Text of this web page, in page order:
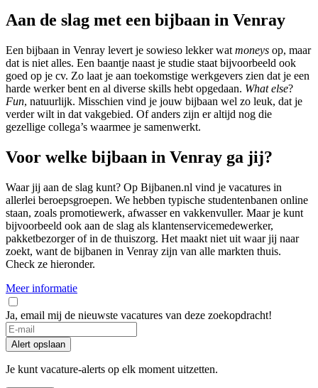
Aan de slag met een bijbaan in Venray
Een bijbaan in Venray levert je sowieso lekker wat moneys op, maar
dat is niet alles. Een baantje naast je studie staat bijvoorbeeld ook
goed op je cv. Zo laat je aan toekomstige werkgevers zien dat je een
harde werker bent en al diverse skills hebt opgedaan. What else?
Fun, natuurlijk. Misschien vind je jouw bijbaan wel zo leuk, dat je
verder wilt in dat vakgebied. Of anders zijn er altijd nog die
gezellige collega’s waarmee je samenwerkt.
Voor welke bijbaan in Venray ga jij?
Waar jij aan de slag kunt? Op Bijbanen.nl vind je vacatures in
allerlei beroepsgroepen. We hebben typische studentenbanen online
staan, zoals promotiewerk, afwasser en vakkenvuller. Maar je kunt
bijvoorbeeld ook aan de slag als klantenservicemedewerker,
pakketbezorger of in de thuiszorg. Het maakt niet uit waar jij naar
zoekt, want de bijbanen in Venray zijn van alle markten thuis.
Check ze hieronder.
Meer informatie
Ja, email mij de nieuwste vacatures van deze zoekopdracht!
Alert opslaan
Je kunt vacature-alerts op elk moment uitzetten.